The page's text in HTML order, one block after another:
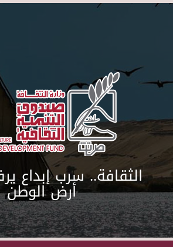
الثقافة.. سرب إبداع
أرض الوطن